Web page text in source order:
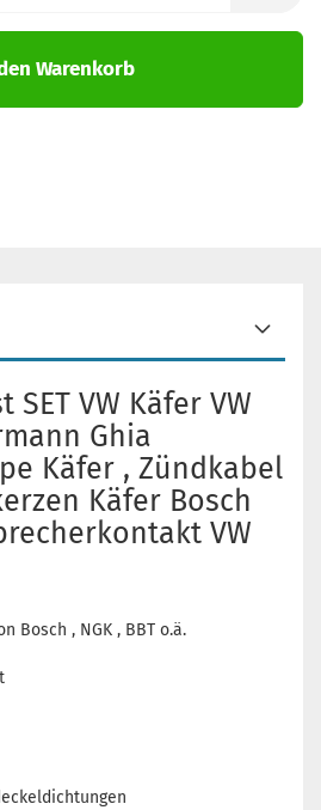
Warenkorb
VW Käfer VW
Ghia
Käfer , Zündkabel
Käfer Bosch
VW
Bosch , NGK , BBT o.ä.